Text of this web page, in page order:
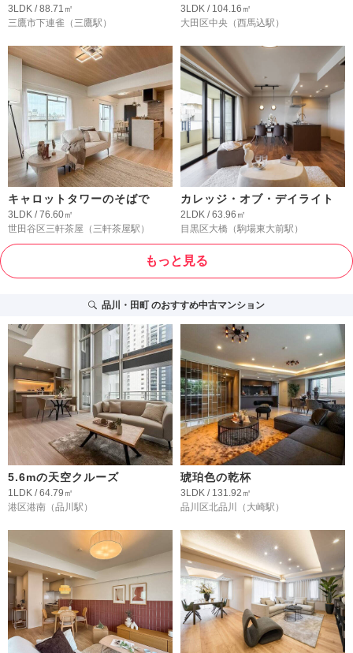
3LDK / 88.71㎡
三鷹市下連雀 （三鷹駅）
3LDK / 104.16㎡
大田区中央 （西馬込駅）
キャロットタワーのそばで
3LDK / 76.60㎡
世田谷区三軒茶屋 （三軒茶屋駅）
カレッジ・オブ・デイライト
2LDK / 63.96㎡
目黒区大橋 （駒場東大前駅）
もっと見る
品川・田町のおすすめ中古マンション
5.6mの天空クルーズ
1LDK / 64.79㎡
港区港南 （品川駅）
琥珀色の乾杯
3LDK / 131.92㎡
品川区北品川
（大崎駅）